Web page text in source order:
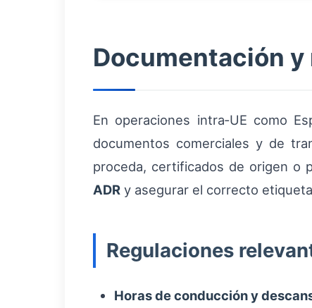
Documentación
En operaciones intra‑UE como
documentos comerciales y de
proceda, certificados de origen o
ADR y asegurar el correcto
Regulaciones
Horas de conducción y